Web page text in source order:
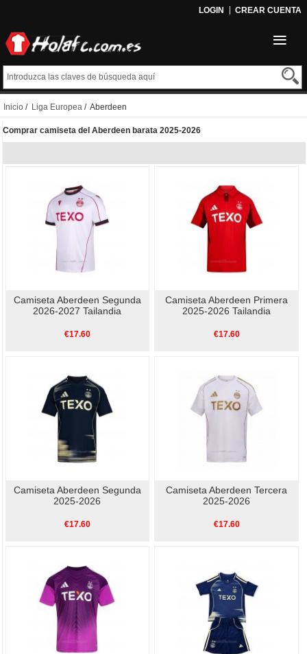
LOGIN CREAR CUENTA
Inicio / Liga Europea / Aberdeen
Comprar camiseta del Aberdeen barata 2025-2026
Camiseta Aberdeen Segunda
2026-2027 Tailandia
€17.60
Camiseta Aberdeen Primera
2025-2026 Tailandia
€17.60
Camiseta Aberdeen Segunda
2025-2026
€17.60
Camiseta Aberdeen Tercera
2025-2026
€17.60